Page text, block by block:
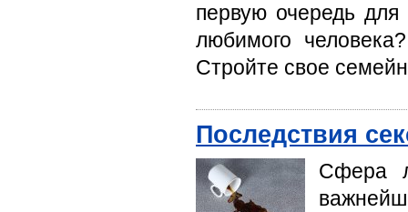
первую очередь
любимого
Стройте свое
Последствия
Сфера